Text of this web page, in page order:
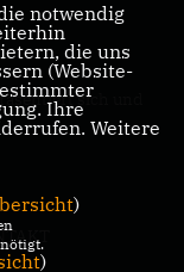
sich und
notwendig
die uns
(Website-
Ihre
Weitere
)
)